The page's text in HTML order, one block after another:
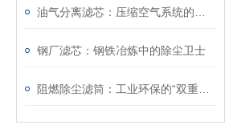
钢厂滤芯：钢铁冶炼中的除尘卫士